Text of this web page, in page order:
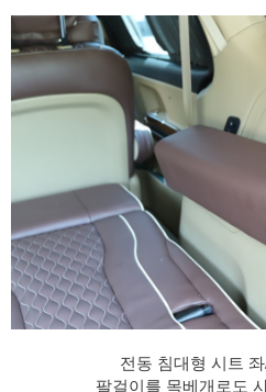
전동 침대형 시트
팔걸이를 목베개로도